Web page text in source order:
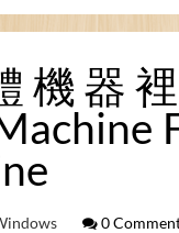
機器
0